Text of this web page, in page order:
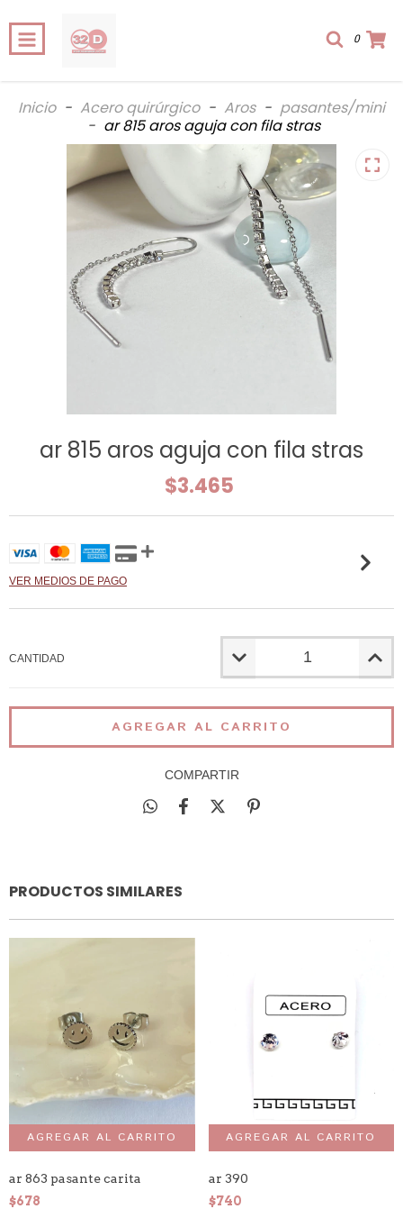
0
Inicio - Acero quirúrgico - Aros - pasantes/mini
- ar 815 aros aguja con fila stras
ar 815 aros aguja con fila stras
$3.465
VER MEDIOS DE PAGO
CANTIDAD
COMPARTIR
PRODUCTOS SIMILARES
ar 863 pasante carita
$678
ar 390
$740